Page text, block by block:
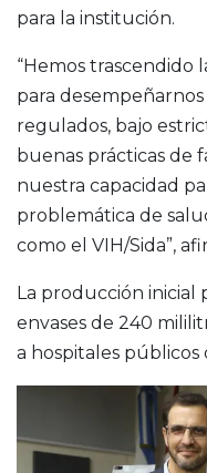
para la institución.
“Hemos trascendido
para
regulados, bajo
buenas prácticas de
nuestra capacidad
problemática de
como el VIH/Sida”,
La producción inicial
envases de 240
a hospitales públicos